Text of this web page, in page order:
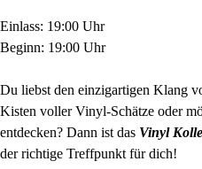
Einlass: 19:00 Uhr
Beginn: 19:00 Uhr
Du liebst den einzigartigen Klang
Kisten voller Vinyl-Schätze oder
entdecken? Dann ist das Vinyl
der richtige Treffpunkt für dich!